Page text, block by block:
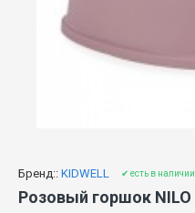
Бренд:: KIDWELL ✔ есть в наличии
Розовый горшок NILO